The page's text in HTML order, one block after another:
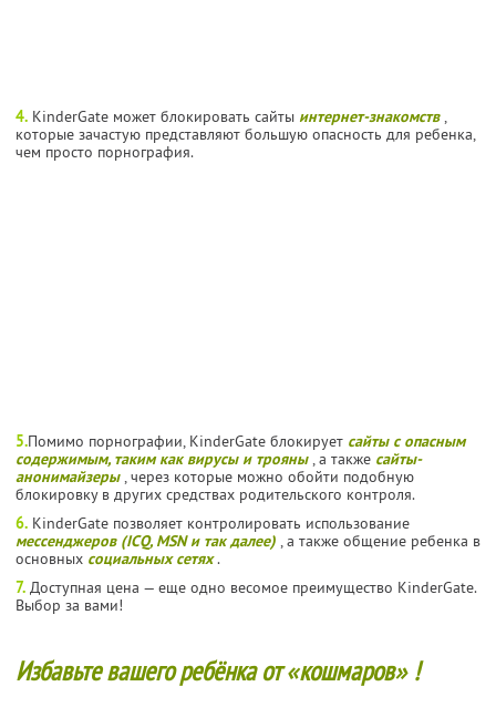
4. KinderGate может блокировать сайты интернет-знакомств ,
которые зачастую представляют большую опасность для ребенка,
чем просто порнография.
5.Помимо порнографии, KinderGate блокирует сайты с опасным
содержимым, таким как вирусы и трояны , а также сайты-
анонимайзеры , через которые можно обойти подобную
блокировку в других средствах родительского контроля.
6. KinderGate позволяет контролировать использование
мессенджеров (ICQ, MSN и так далее) , а также общение ребенка в
основных социальных сетях .
7. Доступная цена — еще одно весомое преимущество KinderGate.
Выбор за вами!
Избавьте вашего ребёнка от«кошмаров»!